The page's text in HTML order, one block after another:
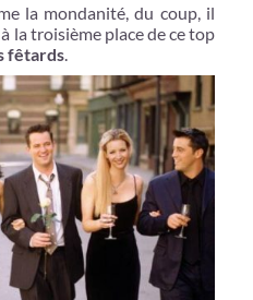
la mondanité, du coup, il
la troisième place de ce top
fêtards.